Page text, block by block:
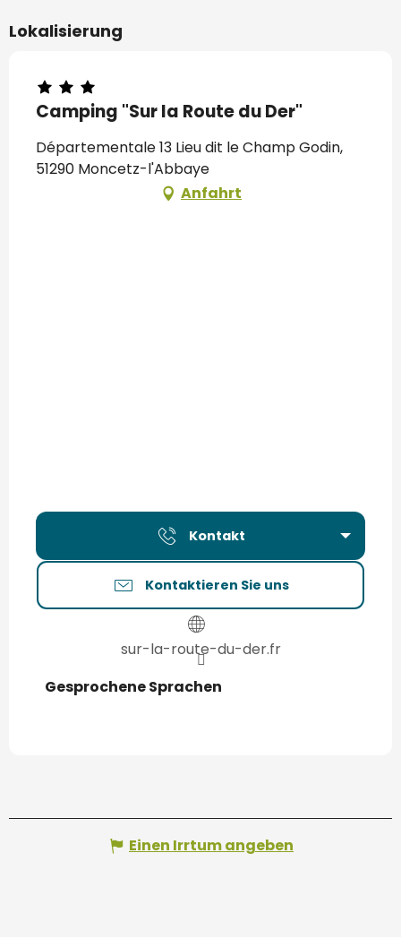
Lokalisierung
Camping "Sur la Route du Der"
Départementale 13 Lieu dit le Champ Godin,
51290 Moncetz-l'Abbaye
Anfahrt
Kontakt
Kontaktieren Sie uns
sur-la-route-du-der.fr
Gesprochene Sprachen
Gesprochene Sprachen
Einen Irrtum angeben